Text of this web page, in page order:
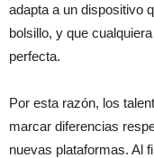
adapta a un dispositivo
bolsillo, y que
perfecta.
Por esta razón, los
marcar diferencias
nuevas plataformas. Al